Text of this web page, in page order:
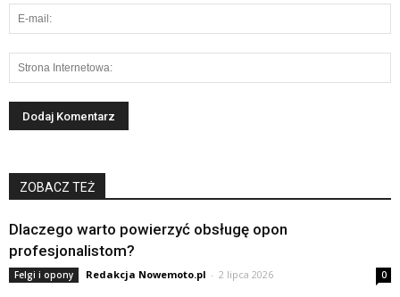
ZOBACZ TEŻ
Dlaczego warto powierzyć obsługę opon
profesjonalistom?
Felgi i opony Redakcja Nowemoto.pl - 2 lipca 2026 0